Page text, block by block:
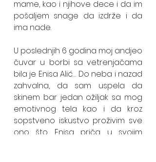
mame, kao i njihove dece i da im
pošaljem snage da izdrže i da
ima nade.
U poslednjih 6 godina moj andjeo
čuvar u borbi sa vetrenjačama
bila je Enisa Alić… Do neba i nazad
zahvalna, da sam uspela da
skinem bar jedan ožiljak sa mog
emotivnog tela kao i da kroz
sopstveno iskustvo proživim sve
ono što Enisa priča u svojim